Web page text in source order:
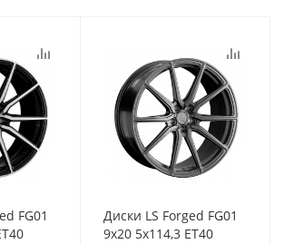
FG01
Диски LS Forged FG01
9x20 5x114,3 ET40